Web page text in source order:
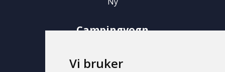
Vi bruker
Campingvogn
Brukt